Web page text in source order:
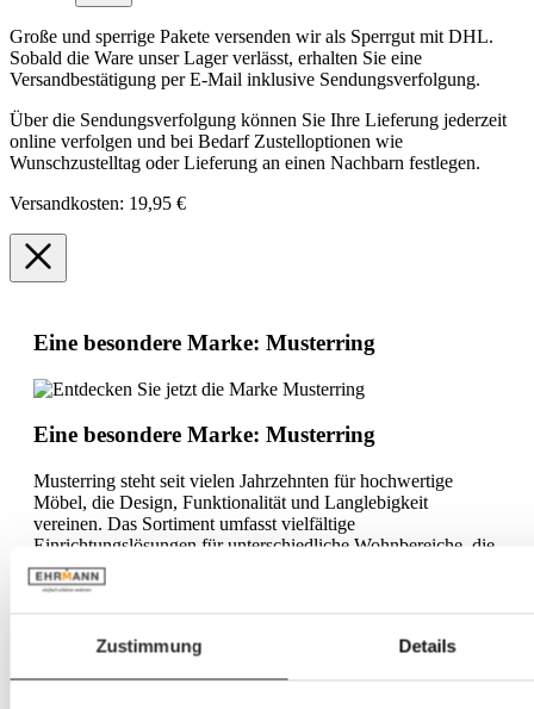
Zustimmung Details
Große und sperrige Pakete versenden wir als Sperrgut mit DHL.
Sobald die Ware unser Lager verlässt, erhalten Sie eine
Versandbestätigung per E-Mail inklusive Sendungsverfolgung.
Über die Sendungsverfolgung können Sie Ihre Lieferung jederzeit
online verfolgen und bei Bedarf Zustelloptionen wie
Wunschzustelltag oder Lieferung an einen Nachbarn festlegen.
Versandkosten: 19,95 €
Eine besondere Marke: Musterring
Eine besondere Marke: Musterring
Musterring steht seit vielen Jahrzehnten für hochwertige
Möbel, die Design, Funktionalität und Langlebigkeit
vereinen. Das Sortiment umfasst vielfältige
Einrichtungslösungen für unterschiedliche Wohnbereiche, die
sich individuell anpassen lassen. Besonderen Wert legt die
Marke auf geprüfte Qualität, nachhaltige Produktion und
komfortabel zu gestalten.
Mehr über die Marke Musterring